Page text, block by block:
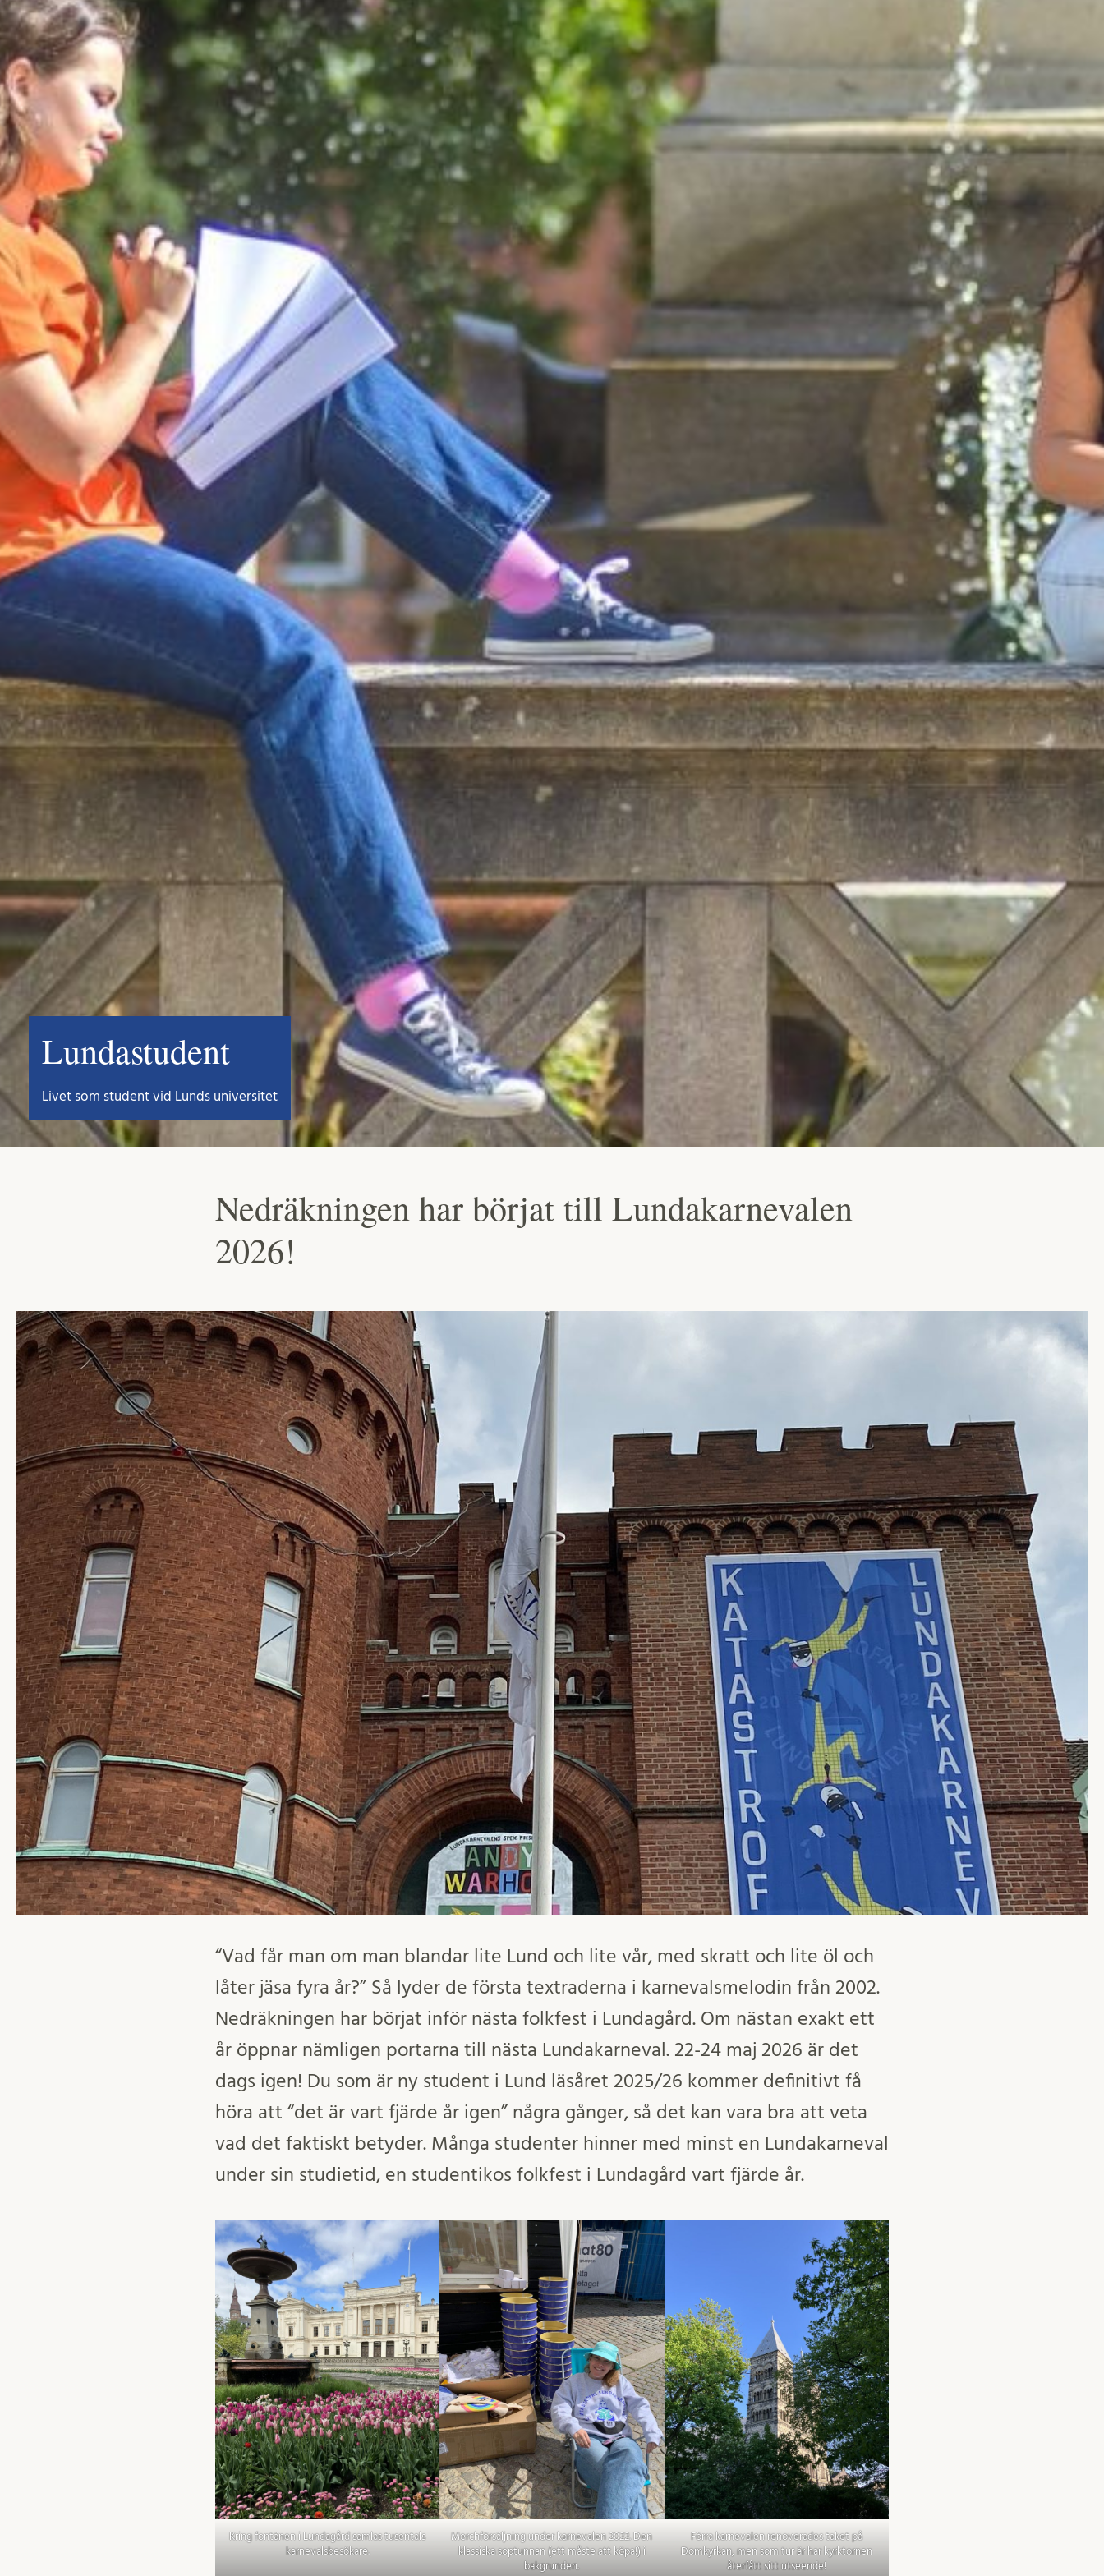
Lundastudent
Livet som student vid Lunds universitet
Nedräkningen har börjat till Lundakarnevalen
2026!
“Vad får man om man blandar lite Lund och lite vår, med skratt och lite öl och
låter jäsa fyra år?” Så lyder de första textraderna i karnevalsmelodin från 2002.
Nedräkningen har börjat inför nästa folkfest i Lundagård. Om nästan exakt ett
år öppnar nämligen portarna till nästa Lundakarneval. 22-24 maj 2026 är det
dags igen! Du som är ny student i Lund läsåret 2025/26 kommer definitivt få
höra att “det är vart fjärde år igen” några gånger, så det kan vara bra att veta
vad det faktiskt betyder. Många studenter hinner med minst en Lundakarneval
under sin studietid, en studentikos folkfest i Lundagård vart fjärde år.
Kring fontänen i Lundagård samlas tusentals
karnevalsbesökare.
Merchförsäljning under karnevalen 2022. Den
klassiska soptunnan (ett måste att köpa!) i
bakgrunden.
Förra karnevalen renoverades taket på
Domkyrkan, men som tur är har kyrktornen
återfått sitt utseende!